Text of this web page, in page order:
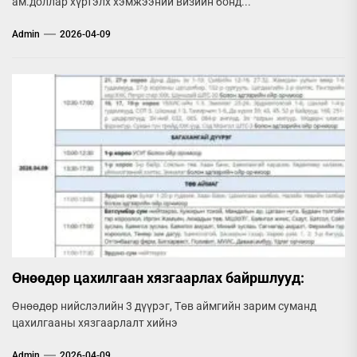
Admin 2026-04-09
Өнөөдөр цахилгаан хязгаарлах байршлууд:
Өнөөдөр нийслэлийн 3 дүүрэг, Төв аймгийн зарим суманд
цахилгааны хязгаарлалт хийнэ